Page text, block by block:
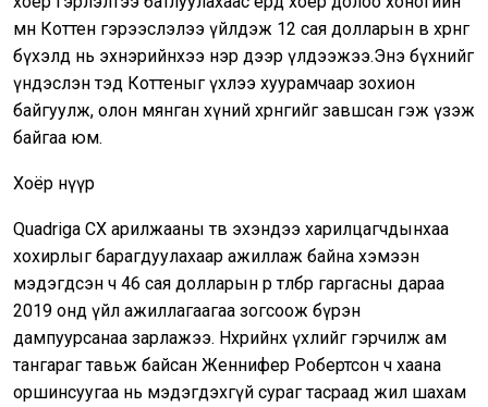
өмнө Коттен гэрээслэлээ үйлдэж 12 сая долларын өв хөрөнгөө
бүхэлд нь эхнэрийнхээ нэр дээр үлдээжээ.Энэ бүхнийг
үндэслэн тэд Коттеныг үхлээ хуурамчаар зохион
байгуулж, олон мянган хүний хөрөнгийг завшсан гэж үзэж
байгаа юм.
Хоёр нүүр
Quadriga CX арилжааны төв эхэндээ харилцагчдынхаа
хохирлыг барагдуулахаар ажиллаж байна хэмээн
мэдэгдсэн ч 46 сая долларын өр төлбөр гаргасны дараа
2019 онд үйл ажиллагаагаа зогсоож бүрэн
дампуурсанаа зарлажээ. Нөхрийнхөө үхлийг гэрчилж ам
тангараг тавьж байсан Женнифер Робертсон ч хаана
оршинсуугаа нь мэдэгдэхгүй сураг тасраад жил шахам